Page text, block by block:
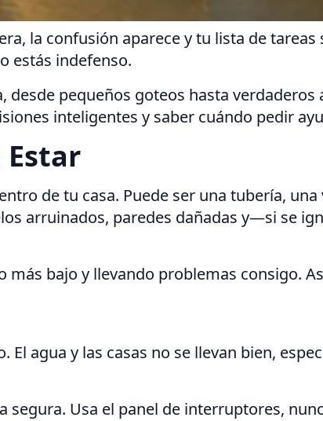
la confusión aparece y tu lista de tareas
estás indefenso.
pequeños goteos hasta verdaderos
inteligentes y saber cuándo pedir
Estar
de tu casa. Puede ser una tubería, una
arruinados, paredes dañadas y—si se
bajo y llevando problemas consigo.
agua y las casas no se llevan bien,
segura. Usa el panel de interruptores,